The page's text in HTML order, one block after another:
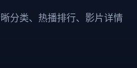
分类、热播排行、影片详情